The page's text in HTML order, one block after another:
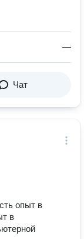
—
Чат
опыт в
в